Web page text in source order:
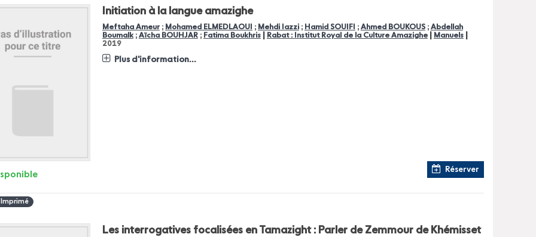
Initiation à la langue amazighe
Meftaha Ameur; Mohamed ELMEDLAOUI ; Mehdi Iazzi; Hamid SOUIFI ; Ahmed BOUKOUS; Abdellah
Boumalk; Aïcha BOUHJAR; Fatima Boukhris Rabat : Institut Royal de la Culture Amazighe| Manuels|
2019
Plus d'information...
Réserver
Imprimé
Les interrogatives focalisées en Tamazight : Parler de Zemmour de Khémisset